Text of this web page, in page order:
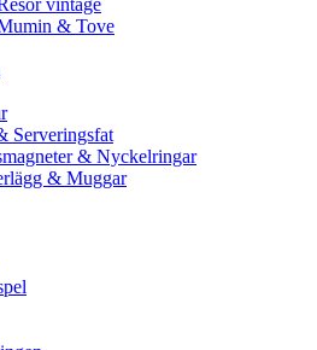
vintage
& Tove
Serveringsfat
& Nyckelringar
& Muggar